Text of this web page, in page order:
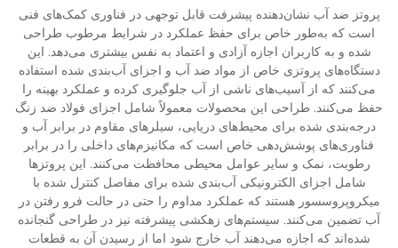
پروتز ضد آب نشان‌دهنده پیشرفت قابل توجهی در فناوری کمک‌های فنی
است که به‌طور خاص برای حفظ عملکرد در شرایط مرطوب طراحی
شده و به کاربران اجازه آزادی و اعتماد به نفس بیشتری می‌دهد. این
دستگاه‌های پروتزی خاص از مواد ضد آب و اجزای آب‌بندی شده استفاده
می‌کنند که از آسیب‌های ناشی از آب جلوگیری کرده و عملکرد بهینه را
حفظ می‌کنند. طراحی این محصولات معمولاً شامل اجزای فولاد ضد زنگ
درجه‌بندی شده برای محیط‌های دریایی، سیلرهای مقاوم در برابر آب و
فناوری‌های پوشش‌دهی خاص است که مکانیزم‌های داخلی را در برابر
رطوبت، نمک و سایر عوامل محیطی محافظت می‌کنند. این پروتزها
شامل اجزای الکترونیکی آب‌بندی شده برای مفاصل کنترل شده با
میکروپروسسور هستند که عملکرد مداوم را حتی در حالت فرو رفتن در
آب تضمین می‌کنند. سیستم‌های زهکشی پیشرفته نیز در طراحی گنجانده
شده‌اند که اجازه می‌دهند آب خارج شود اما از رسیدن آن به قطعات